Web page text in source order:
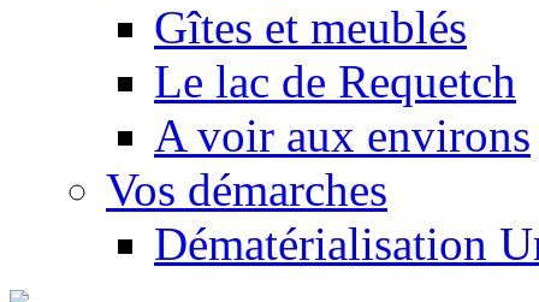
Gîtes et meublés
Le lac de Requetch
A voir aux environs
Vos démarches
Dématérialisation